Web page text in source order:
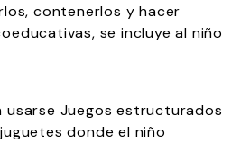
contenerlos y hacer
se incluye al niño
usarse Juegos estructurados
donde el niño